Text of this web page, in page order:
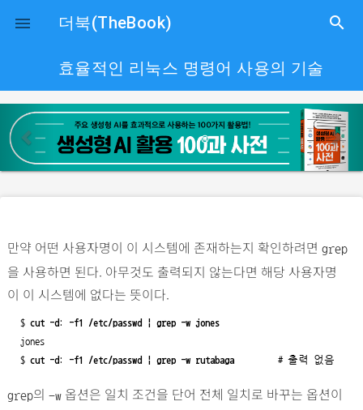
close
 더북(TheBook) search
효율적인 리눅스 명령어 사용의 기술
p
r
e
u
s
n
e
x
만약 어떤 사용자명이 이 시스템에 존재하는지 확인하려면 grep
을 사용하면 된다. 아무것도 출력되지 않는다면 해당 사용자명
이 이 시스템에 없다는 뜻이다.
$ cut -d: -f1 /etc/passwd | grep -w jones
jones
$ cut -d: -f1 /etc/passwd | grep -w rutabaga
         # 출력 없음
grep의 -w옵션은 일치 조건을 단어 전체 일치로 바꾸는 옵션이